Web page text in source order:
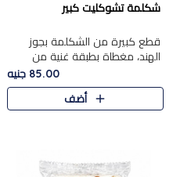
شكلمة تشوكليت كبير
قطع كبيرة من الشكلمة بجوز
الهند، مغطاة بطبقة غنية من
الشوكولاتة الفاخرة لتجمع بين
القوام الطري من الداخل مركز جوز
الهند المطاطي والمذاق الغن..
85.00 جنيه
أضف